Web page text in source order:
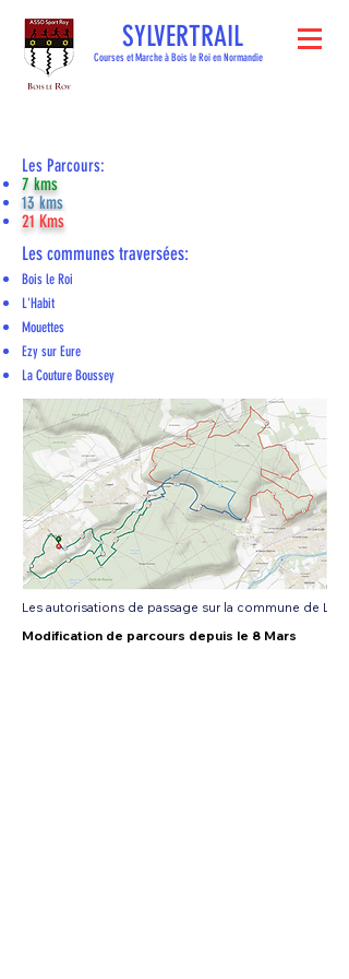
SYLVERTRAIL
Courses et Marche à Bois le Roi en Normandie
Les Parcours:
7 kms
13 kms
21 Kms
Les communes traversées:
Bois le Roi
L'Habit
Mouettes
Ezy sur Eure
La Couture Boussey
Les autorisations de passage sur la commune de
Modification de parcours depuis le 8 Mars